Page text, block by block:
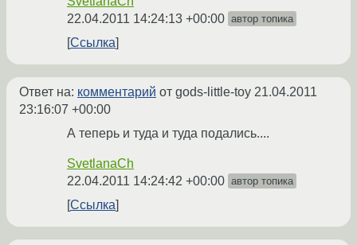
22.04.2011 14:24:13 +00:00 автор топика
Ссылка
Ответ на: комментарий от gods-little-toy 21.04.2011
23:16:07 +00:00
А теперь и туда и туда подались....
SvetlanaCh
22.04.2011 14:24:42 +00:00 автор топика
Ссылка